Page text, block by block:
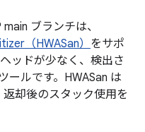
ブランチは、
（HWASan） をサポ
ッドが少なく、検出さ
ールです。HWASan は
却後のスタック使用を